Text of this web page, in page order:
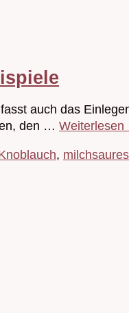
auch das
den … Weiterlesen
,